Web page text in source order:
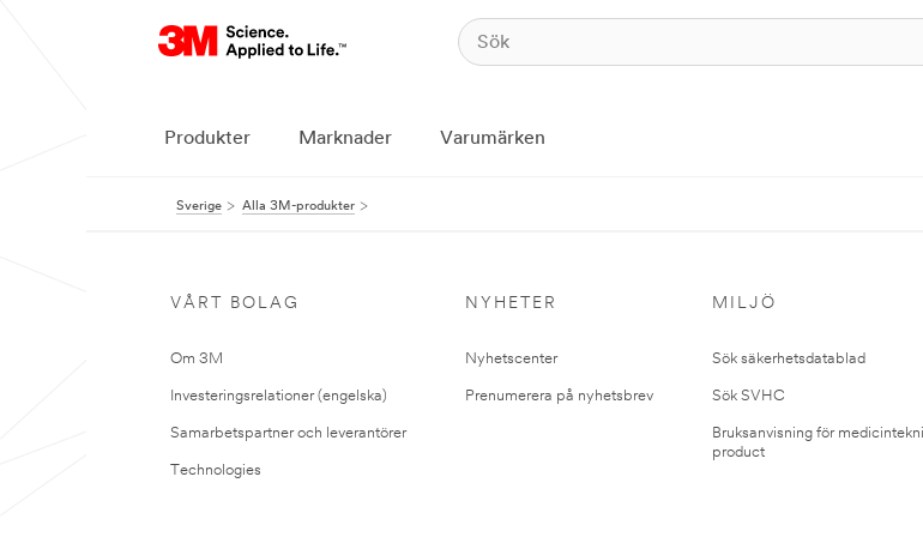
Produkter Marknader Varumärken
Sverige Alla 3M-produkter
VÅRT BOLAG
Om 3M
Investeringsrelationer (engelska)
Samarbetspartner och leverantörer
Technologies
NYHETER
Nyhetscenter
Prenumerera på nyhetsbrev
MILJÖ
Sök säkerhetsdatablad
Sök SVHC
Bruksanvisning för
product